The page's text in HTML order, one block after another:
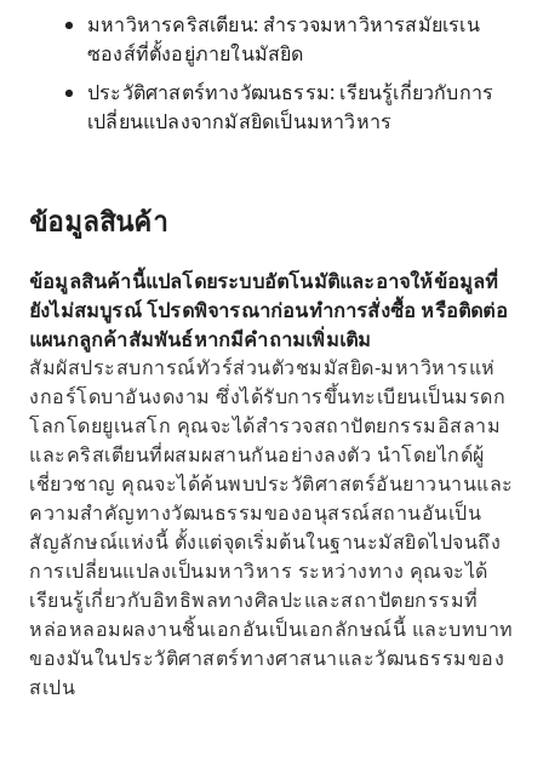
มหาวิหารคริสเตียน: สำรวจมหาวิหารสมัยเรเน
ซองส์ที่ตั้งอยู่ภายในมัสยิด
ประวัติศาสตร์ทางวัฒนธรรม: เรียนรู้เกี่ยวกับการ
เปลี่ยนแปลงจากมัสยิดเป็นมหาวิหาร
ข้อมูลสินค้า
ข้อมูลสินค้านี้แปลโดยระบบอัตโนมัติและอาจให้ข้อมูลที่
ยังไม่สมบูรณ์ โปรดพิจารณาก่อนทำการสั่งซื้อ หรือติดต่อ
แผนกลูกค้าสัมพันธ์หากมีคำถามเพิ่มเติม
สัมผัสประสบการณ์ทัวร์ส่วนตัวชมมัสยิด-มหาวิหารแห่
งกอร์โดบาอันงดงาม ซึ่งได้รับการขึ้นทะเบียนเป็นมรดก
โลกโดยยูเนสโก คุณจะได้สำรวจสถาปัตยกรรมอิสลาม
และคริสเตียนที่ผสมผสานกันอย่างลงตัว นำโดยไกด์ผู้
เชี่ยวชาญ คุณจะได้ค้นพบประวัติศาสตร์อันยาวนานและ
ความสำคัญทางวัฒนธรรมของอนุสรณ์สถานอันเป็น
สัญลักษณ์แห่งนี้ ตั้งแต่จุดเริ่มต้นในฐานะมัสยิดไปจนถึง
การเปลี่ยนแปลงเป็นมหาวิหาร ระหว่างทาง คุณจะได้
เรียนรู้เกี่ยวกับอิทธิพลทางศิลปะและสถาปัตยกรรมที่
หล่อหลอมผลงานชิ้นเอกอันเป็นเอกลักษณ์นี้ และบทบาท
ของมันในประวัติศาสตร์ทางศาสนาและวัฒนธรรมของ
สเปน